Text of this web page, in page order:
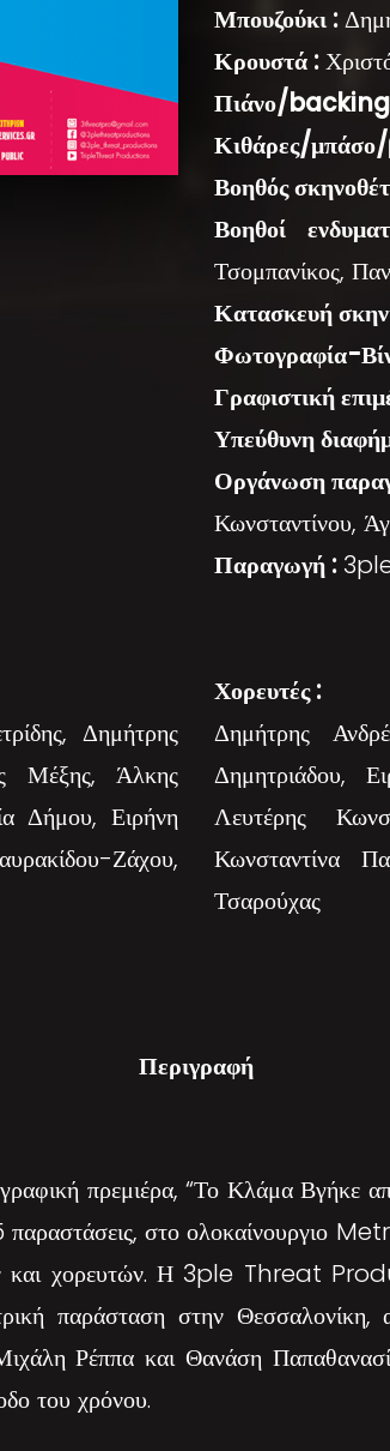
Μπουζούκι :
Κρουστά :
Πιάνο/
Κιθάρες/μπάσο/
Βοηθός
Βοηθοί
Τσομπανίκος,
Κατασκευή
Φωτογραφία-
Γραφιστική
Υπεύθυνη
Οργάνωση
Κωνσταντίνου,
Παραγωγή :
Δημήτρης
Μέξης, Άλκης
Δήμου, Ειρήνη
Ζάχου,
Χορευτές :
Δημήτρης
Δημητριάδου,
Λευτέρης
Κωνσταντίνα
Τσαρούχας
Περιγραφή
πρεμιέρα, “Το Κλάμα Βγήκε
παραστάσεις, στο
και χορευτών. Η 3ple Threat
παράσταση στην
Ρέππα και Θανάση
του χρόνου.